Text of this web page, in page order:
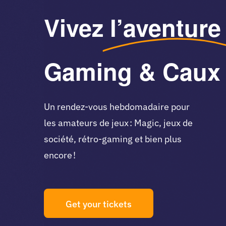
Vivez l’aventure
Gaming &
Un rendez-vous hebdomadaire pour
les amateurs de jeux : Magic, jeux de
société, rétro-gaming et bien plus
encore !
Get your tickets